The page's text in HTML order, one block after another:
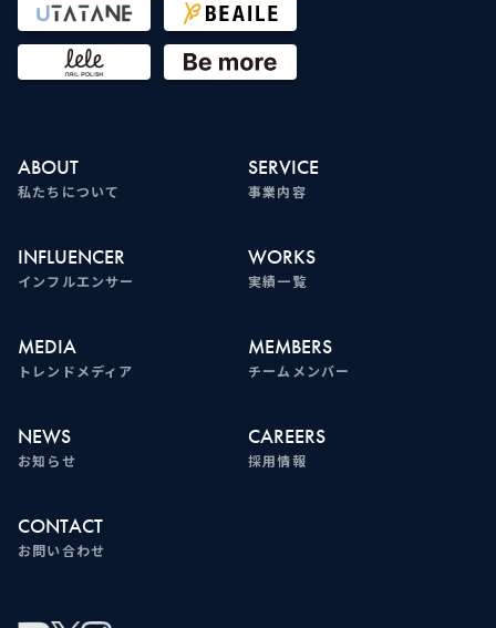
ABOUT
私たちについて
SERVICE
事業内容
INFLUENCER
インフルエンサー
WORKS
実績一覧
MEDIA
トレンドメディア
MEMBERS
チームメンバー
NEWS
お知らせ
CAREERS
採用情報
CONTACT
お問い合わせ